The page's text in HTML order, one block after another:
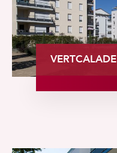
VERTCALADE